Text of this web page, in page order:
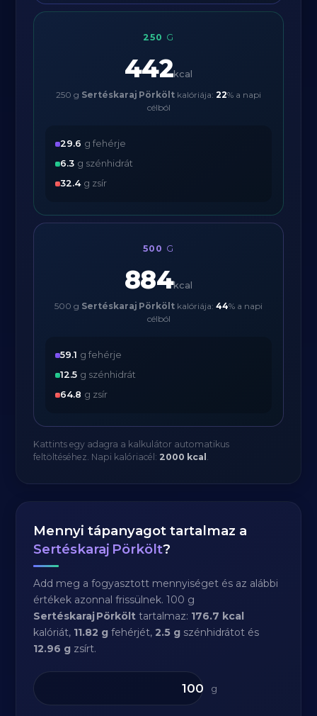
250 G
442kcal
250 g Sertéskaraj Pörkölt kalóriája: 22% a napi
célból
29.6 g fehérje
6.3 g szénhidrát
32.4 g zsír
500 G
884kcal
500 g Sertéskaraj Pörkölt kalóriája: 44% a napi
célból
59.1 g fehérje
12.5 g szénhidrát
64.8 g zsír
Kattints egy adagra a kalkulátor automatikus
feltöltéséhez. Napi kalóriacél:2000 kcal .
Mennyi tápanyagot tartalmaz a
Sertéskaraj Pörkölt?
Add meg a fogyasztott mennyiséget és az alábbi
értékek azonnal frissülnek. 100 g
Sertéskaraj Pörkölt tartalmaz: 176.7 kcal
kalóriát, 11.82 g fehérjét,2.5 g szénhidrátot és
12.96 g zsírt.
g